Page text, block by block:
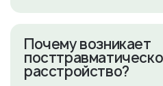
Почему возникает
расстройство?